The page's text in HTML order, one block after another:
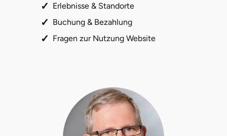
Erlebnisse & Standorte
Buchung & Bezahlung
Fragen zur Nutzung Website